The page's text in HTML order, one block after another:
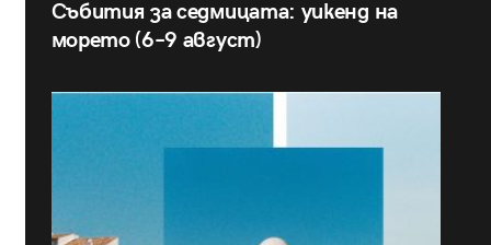
Събития за седмицата: уикенд на
морето (6–9 август)